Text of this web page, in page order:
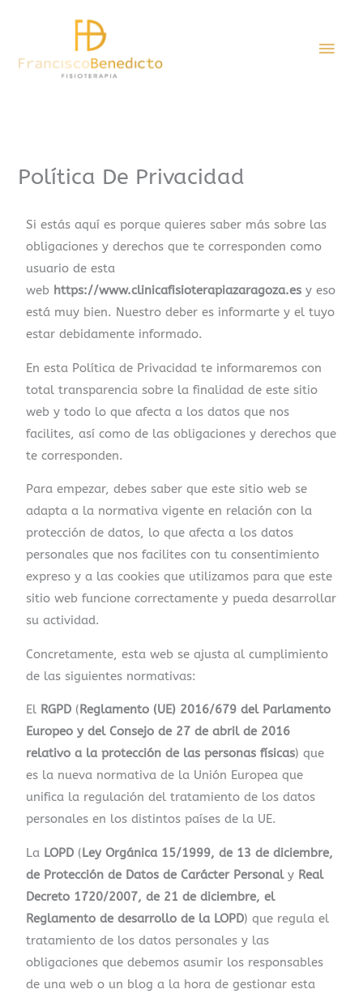
Política De Privacidad
Si estás aquí es porque quieres saber más sobre las
obligaciones y derechos que te corresponden como
usuario de esta
web https://www.clinicafisioterapiazaragoza.es y eso
está muy bien. Nuestro deber es informarte y el tuyo
estar debidamente informado.
En esta Política de Privacidad te informaremos con
total transparencia sobre la finalidad de este sitio
web y todo lo que afecta a los datos que nos
facilites, así como de las obligaciones y derechos que
te corresponden.
Para empezar, debes saber que este sitio web se
adapta a la normativa vigente en relación con la
protección de datos, lo que afecta a los datos
personales que nos facilites con tu consentimiento
expreso y a las cookies que utilizamos para que este
sitio web funcione correctamente y pueda desarrollar
su actividad.
Concretamente, esta web se ajusta al cumplimiento
de las siguientes normativas:
El RGPD ( Reglamento (UE) 2016/679 del Parlamento
Europeo y del Consejo de 27 de abril de 2016
relativo a la protección de las personas físicas) que
es la nueva normativa de la Unión Europea que
unifica la regulación del tratamiento de los datos
personales en los distintos países de la UE.
La LOPD ( Ley Orgánica 15/1999, de 13 de diciembre,
de Protección de Datos de Carácter Personaly Real
Decreto 1720/2007, de 21 de diciembre, el
Reglamento de desarrollo de la LOPD) que regula el
tratamiento de los datos personales y las
obligaciones que debemos asumir los responsables
de una web o un blog a la hora de gestionar esta